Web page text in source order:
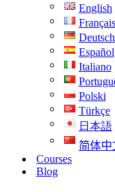
English
Français
Deutsch
Español
Italiano
Polski
Türkçe
日本語
简体中
Courses
Blog